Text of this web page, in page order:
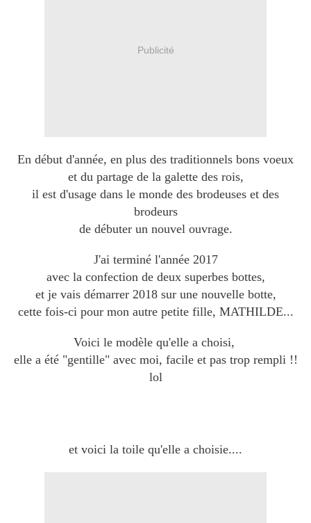
Publicité
En début d'année, en plus des traditionnels bons voeux
et du partage de la galette des rois,
il est d'usage dans le monde des brodeuses et des
brodeurs
de débuter un nouvel ouvrage.
J'ai terminé l'année 2017
avec la confection de deux superbes bottes,
et je vais démarrer 2018 sur une nouvelle botte,
cette fois-ci pour mon autre petite fille, MATHILDE...
Voici le modèle qu'elle a choisi,
elle a été "gentille" avec moi, facile et pas trop rempli !!
lol
et voici la toile qu'elle a choisie....